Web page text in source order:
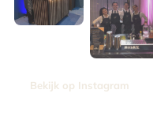
Bekijk op Instagram